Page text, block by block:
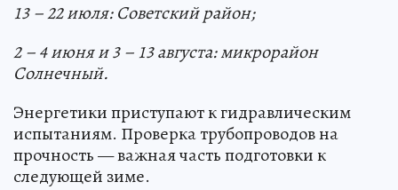
13 – 22 июля: Советский район;
2 – 4 июня и 3 – 13 августа: микрорайон
Солнечный.
Энергетики приступают к гидравлическим
испытаниям. Проверка трубопроводов на
прочность — важная часть подготовки к
следующей зиме.